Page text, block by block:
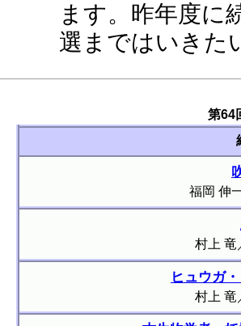
ます。昨年度に
選まではいきた
第64
福岡 伸
村上 竜
ヒュウガ
村上 竜